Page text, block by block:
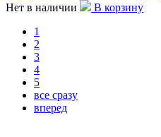
Нет в наличии
В корзину
1
2
3
4
5
все сразу
вперед